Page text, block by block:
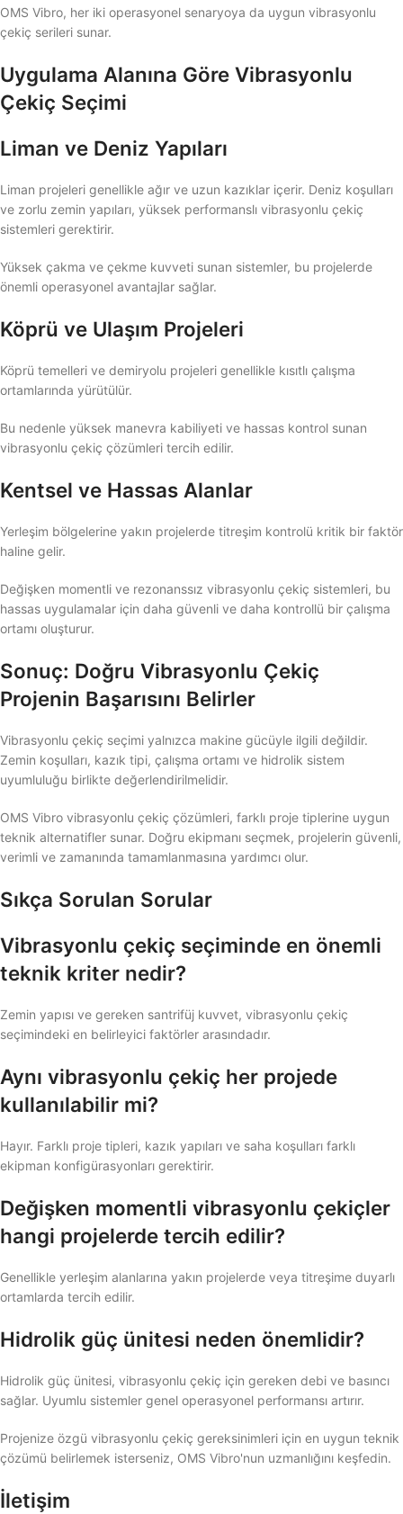
OMS Vibro, her iki operasyonel senaryoya da uygun vibrasyonlu
çekiç serileri sunar.
Uygulama Alanına Göre Vibrasyonlu
Çekiç Seçimi
Liman ve Deniz Yapıları
Liman projeleri genellikle ağır ve uzun kazıklar içerir. Deniz koşulları
ve zorlu zemin yapıları, yüksek performanslı vibrasyonlu çekiç
sistemleri gerektirir.
Yüksek çakma ve çekme kuvveti sunan sistemler, bu projelerde
önemli operasyonel avantajlar sağlar.
Köprü ve Ulaşım Projeleri
Köprü temelleri ve demiryolu projeleri genellikle kısıtlı çalışma
ortamlarında yürütülür.
Bu nedenle yüksek manevra kabiliyeti ve hassas kontrol sunan
vibrasyonlu çekiç çözümleri tercih edilir.
Kentsel ve Hassas Alanlar
Yerleşim bölgelerine yakın projelerde titreşim kontrolü kritik bir faktör
haline gelir.
Değişken momentli ve rezonanssız vibrasyonlu çekiç sistemleri, bu
hassas uygulamalar için daha güvenli ve daha kontrollü bir çalışma
ortamı oluşturur.
Sonuç: Doğru Vibrasyonlu Çekiç
Projenin Başarısını Belirler
Vibrasyonlu çekiç seçimi yalnızca makine gücüyle ilgili değildir.
Zemin koşulları, kazık tipi, çalışma ortamı ve hidrolik sistem
uyumluluğu birlikte değerlendirilmelidir.
OMS Vibro vibrasyonlu çekiç çözümleri, farklı proje tiplerine uygun
teknik alternatifler sunar. Doğru ekipmanı seçmek, projelerin güvenli,
verimli ve zamanında tamamlanmasına yardımcı olur.
Sıkça Sorulan Sorular
Vibrasyonlu çekiç seçiminde en önemli
teknik kriter nedir?
Zemin yapısı ve gereken santrifüj kuvvet, vibrasyonlu çekiç
seçimindeki en belirleyici faktörler arasındadır.
Aynı vibrasyonlu çekiç her projede
kullanılabilir mi?
Hayır. Farklı proje tipleri, kazık yapıları ve saha koşulları farklı
ekipman konfigürasyonları gerektirir.
Değişken momentli vibrasyonlu çekiçler
hangi projelerde tercih edilir?
Genellikle yerleşim alanlarına yakın projelerde veya titreşime duyarlı
ortamlarda tercih edilir.
Hidrolik güç ünitesi neden önemlidir?
Hidrolik güç ünitesi, vibrasyonlu çekiç için gereken debi ve basıncı
sağlar. Uyumlu sistemler genel operasyonel performansı artırır.
Projenize özgü vibrasyonlu çekiç gereksinimleri için en uygun teknik
çözümü belirlemek isterseniz, OMS Vibro'nun uzmanlığını keşfedin.
İletişim